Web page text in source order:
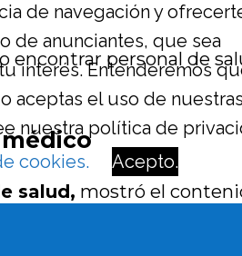
encontrar personal de
salud, mostró el
de navegación y
de anunciantes, que sea
interés. Entenderemos
aceptas el uso de nuestras
nuestra política de
cookies.
Acepto.